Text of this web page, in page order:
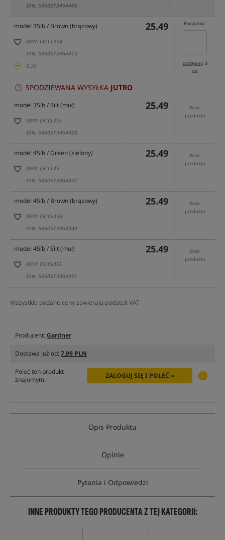
EAN: 5060573464406
model 35lb / Brown (brązowy)
MPN: CFLCL35B
EAN: 5060573464413
0,20
25.49 Podaj ilość:
dostępny: 3
szt.
SPODZIEWANA WYSYŁKA JUTRO
model 35lb / Silt (muł)
MPN: CFLCL35S
EAN: 5060573464420
25.49
Brak
produktu
model 45lb / Green (zielony)
MPN: CFLCL45
EAN: 5060573464437
25.49
Brak
produktu
model 45lb / Brown (brązowy)
MPN: CFLCL45B
EAN: 5060573464444
25.49
Brak
produktu
model 45lb / Silt (muł)
MPN: CFLCL45S
EAN: 5060573464451
25.49
Brak
produktu
Wszystkie podane ceny zawierają podatek VAT
Producent:Gardner
Dostawa już od:7.99 PLN
Poleć ten produkt
znajomym:
ZALOGUJ SIĘ I POLEĆ »
Opis Produktu
Opinie
Pytania i Odpowiedzi
INNE PRODUKTY TEGO PRODUCENTA Z TEJ KATEGORII: